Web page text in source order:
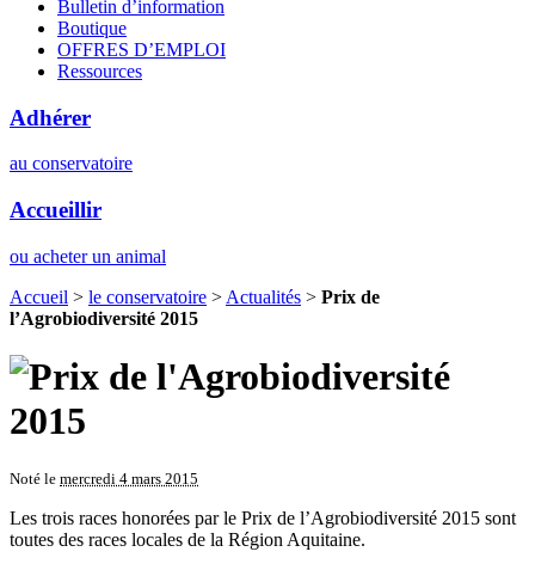
Bulletin d’information
Boutique
OFFRES D’EMPLOI
Ressources
Adhérer
au conservatoire
Accueillir
ou acheter un animal
Accueil > le conservatoire > Actualités > Prix de
l’Agrobiodiversité 2015
Noté le mercredi 4 mars 2015
Les trois races honorées par le Prix de l’Agrobiodiversité 2015 sont
toutes des races locales de la Région Aquitaine.